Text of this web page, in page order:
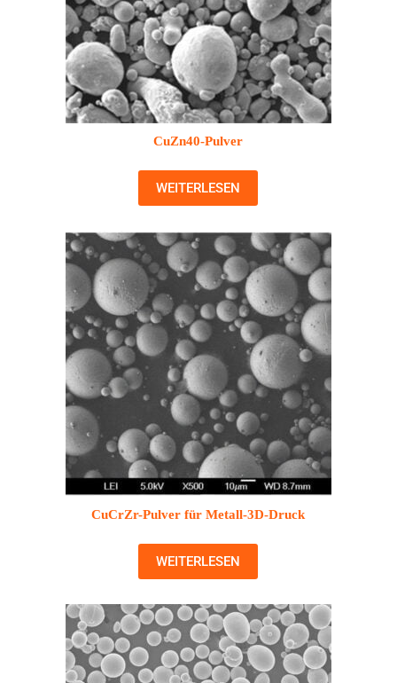
CuZn40-Pulver
WEITERLESEN
CuCrZr-Pulver für Metall-3D-Druck
WEITERLESEN